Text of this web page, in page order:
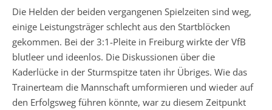
Die Helden der beiden vergangenen Spielzeiten sind weg,
einige Leistungsträger schlecht aus den Startblöcken
gekommen. Bei der 3:1-Pleite in Freiburg wirkte der VfB
blutleer und ideenlos. Die Diskussionen über die
Kaderlücke in der Sturmspitze taten ihr Übriges. Wie das
Trainerteam die Mannschaft umformieren und wieder auf
den Erfolgsweg führen könnte, war zu diesem Zeitpunkt